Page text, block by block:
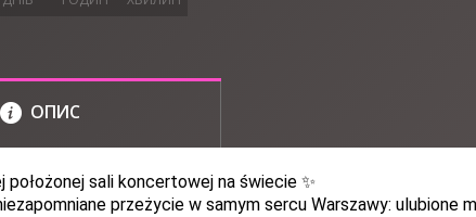
ОПИС
położonej sali koncertowej na świecie ✨
przeżycie w samym sercu Warszawy: